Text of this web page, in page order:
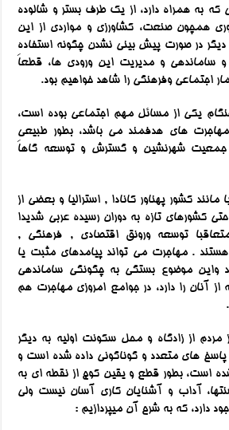
به همراه دارد، از یک طرف بستر و شالوده
همچون صنعت، کشاورزی و مواردی از این
در صورت پیش بینی نشدن چگونه استفاده
ساماندهی و مدیریت این ورودی ها، قطعاَ
اجتماعی وفرهنگی را شاهد خواهیم بود.
یکی از مسائل مهم اجتماعی بوده است،
مهاجرت های هدفمند می باشد، بطور طبیعی
جمعیت شهرنشین و گسترش و توسعه گاهاَ
کشور پهناور کانادا , استرالیا و بعضی از
کشورهای تازه به دوران رسیده عربی شدیدا
توسعه ورونق اقتصادی , فرهنگی ,
. مهاجرت می تواند پیامدهای مثبت یا
واین موضوع بستگی به چگونگی ساماندهی
از آنان را دارد، در جوامع امروزی مهاجرت هم
مردم از زادگاه و محل سکونت اولیه به دیگر
های متعدد و گوناگونی داده شده است و
است، بطور قطع و یقین کوچ از نقطه ای به
آداب و آشنایان کاری آسان نیست ولی
دارد، که به شرح آن میپردازیم :